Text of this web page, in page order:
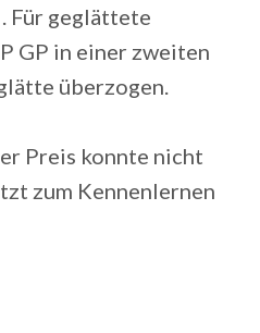
Für geglättete
GP in einer zweiten
überzogen.
Preis konnte nicht
zum Kennenlernen